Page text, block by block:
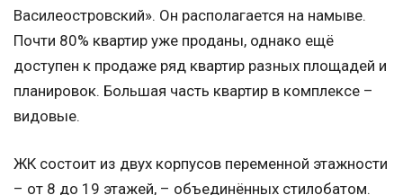
Василеостровский». Он располагается на намыве.
Почти 80% квартир уже проданы, однако ещё
доступен к продаже ряд квартир разных площадей и
планировок. Большая часть квартир в комплексе –
видовые.
ЖК состоит из двух корпусов переменной этажности
– от 8 до 19 этажей, – объединённых стилобатом.